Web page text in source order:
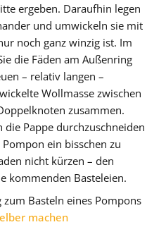
ergeben. Daraufhin legen
und umwickeln sie mit
noch ganz winzig ist. Im
die Fäden am Außenring
– relativ langen –
Wollmasse zwischen
zusammen.
Pappe durchzuschneiden
ein bisschen zu
nicht kürzen – den
kommenden Basteleien.
Basteln eines Pompons
machen